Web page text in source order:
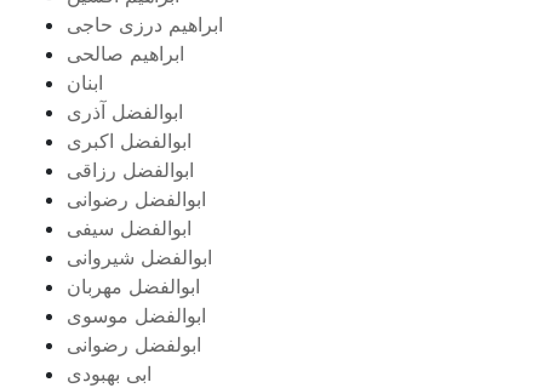
ابراهیم درزی حاجی
ابراهیم صالحی
ابنان
ابوالفضل آذری
ابوالفضل اکبری
ابوالفضل رزاقی
ابوالفضل رضوانی
ابوالفضل سیفی
ابوالفضل شیروانی
ابوالفضل مهربان
ابوالفضل موسوی
ابولفضل رضوانی
ابی بهبودی